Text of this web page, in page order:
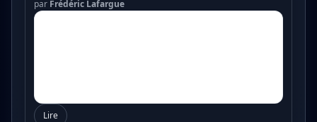
par Frédéric Lafargue
Lire